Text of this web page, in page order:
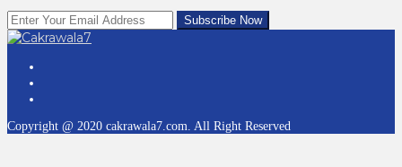
Copyright @ 2020 cakrawala7.com. All Right Reserved